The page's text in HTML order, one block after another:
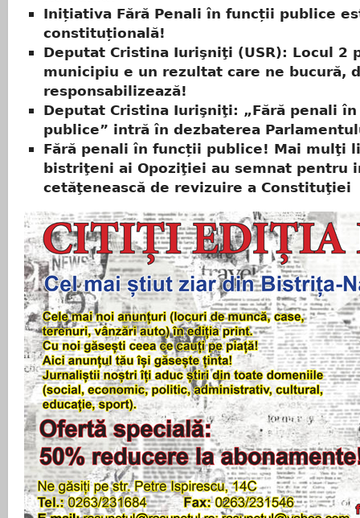
Inițiativa Fără Penali în funcții publice
constituțională!
Deputat Cristina Iurişniţi (USR): Locul 2
municipiu e un rezultat care ne bucură,
responsabilizează!
Deputat Cristina Iurişniţi: „Fără penali
publice” intră în dezbaterea
Fără penali în funcții publice! Mai mulţi
bistriţeni ai Opoziţiei au semnat pentru
cetăţenească de revizuire a Constituţiei